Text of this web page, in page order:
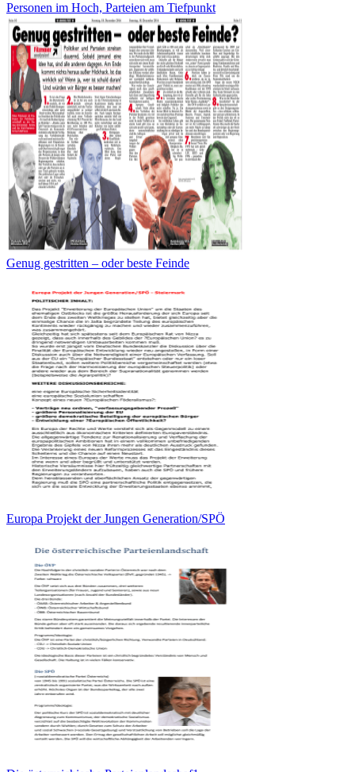
Personen im Hoch, Parteien am Tiefpunkt
Genug gestritten – oder beste Feinde
Europa Projekt der Jungen Generation/SPÖ